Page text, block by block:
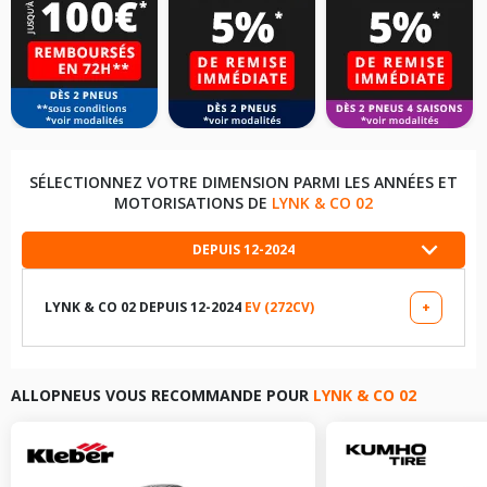
SÉLECTIONNEZ VOTRE DIMENSION PARMI LES ANNÉES ET
MOTORISATIONS DE LYNK & CO 02
DEPUIS 12-2024
LYNK & CO 02 DEPUIS 12-2024 EV (272CV)
+
12-2024 EV (272CV)
ALLOPNEUS VOUS RECOMMANDE POUR LYNK & CO 02